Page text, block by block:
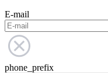
E-mail
phone_prefix